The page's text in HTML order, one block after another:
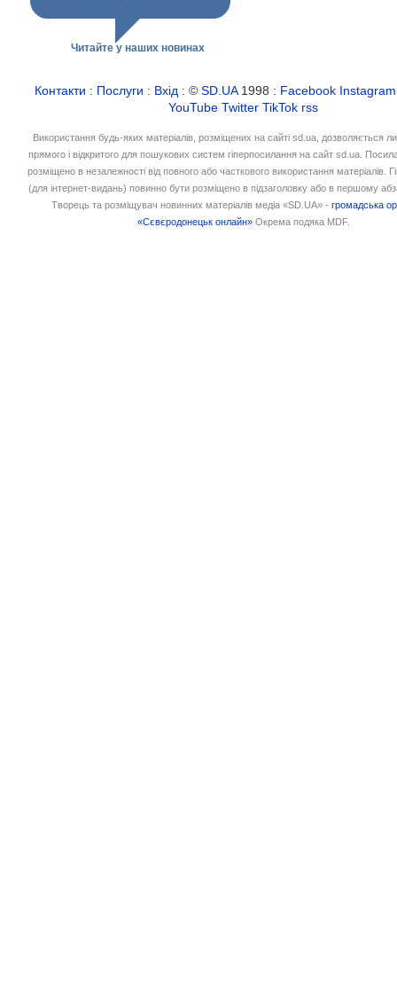
Читайте у наших новинах
Контакти : Послуги : Вхід : ©SD.UA1998 : Facebook Instagram
YouTube Twitter TikTok rss
Використання будь-яких матеріалів, розміщених на сайті sd.ua, дозволяється
прямого і відкритого для пошукових систем гіперпосилання на сайт sd.ua.
розміщено в незалежності від повного або часткового використання матеріалів.
(для інтернет-видань) повинно бути розміщено в підзаголовку або в першому
Творець та розміщувач новинних матеріалів медіа «SD.UA» -громадська
«Сєвєродонецьк онлайн» Окрема подяка MDF.